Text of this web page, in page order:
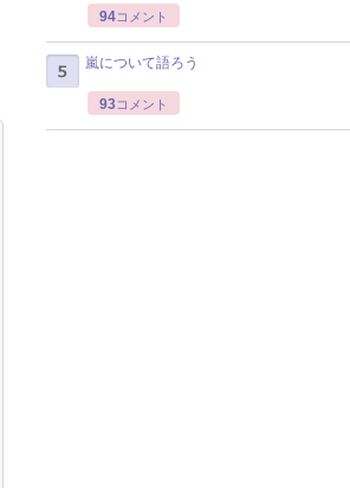
94コメント
嵐について語ろう
93コメント